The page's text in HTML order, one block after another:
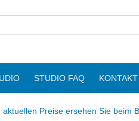
STUDIO FAQ KONTAKT
Preise ersehen Sie beim